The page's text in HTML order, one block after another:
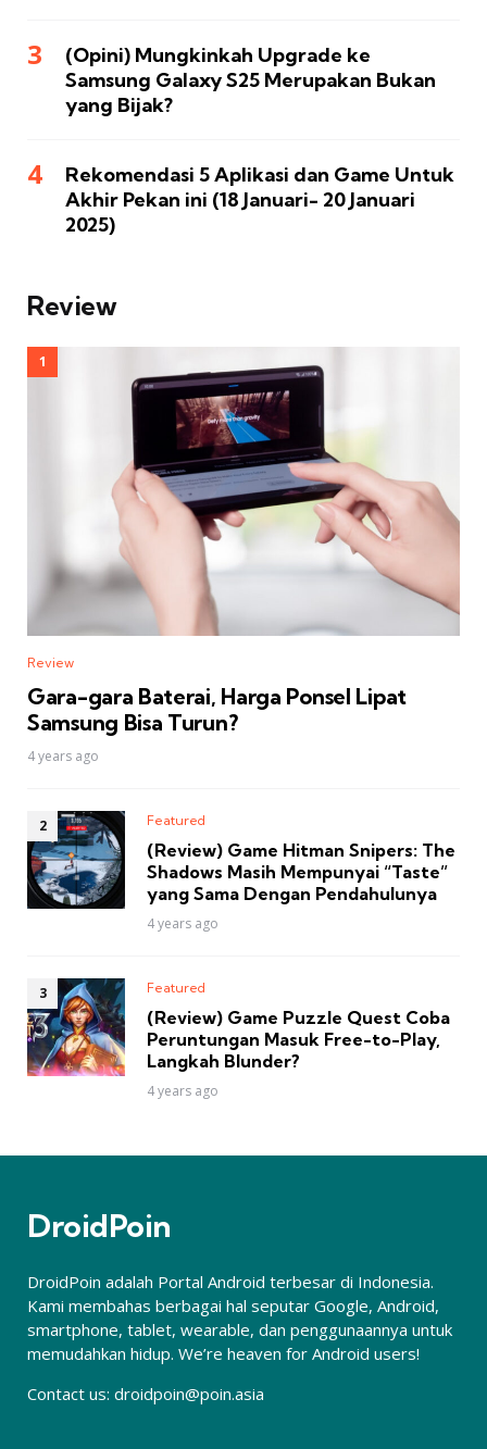
(Opini) Mungkinkah Upgrade ke
Samsung Galaxy S25 Merupakan Bukan
yang Bijak?
Rekomendasi 5 Aplikasi dan Game Untuk
Akhir Pekan ini (18 Januari- 20 Januari
2025)
Review
Review
Gara-gara Baterai, Harga Ponsel Lipat
Samsung Bisa Turun?
4 years ago
Featured
(Review) Game Hitman Snipers: The
Shadows Masih Mempunyai “Taste”
yang Sama Dengan Pendahulunya
4 years ago
Featured
(Review) Game Puzzle Quest Coba
Peruntungan Masuk Free-to-Play,
Langkah Blunder?
4 years ago
DroidPoin
DroidPoin adalah Portal Android terbesar di Indonesia.
Kami membahas berbagai hal seputar Google, Android,
smartphone, tablet, wearable, dan penggunaannya untuk
memudahkan hidup. We’re heaven for Android users!
Contact us: droidpoin@poin.asia